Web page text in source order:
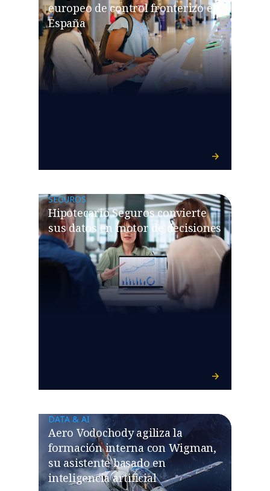
europeo de control fronterizo en
España
SEGUROS
Hipotecario Seguros convierte
sus datos en motor de decisiones
DATA & AI
Aero Vodochody agiliza la
formación interna con Wigman,
su asistente basado en
inteligencia artificial